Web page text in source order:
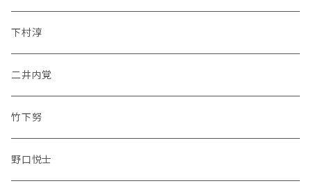
下村淳
二井内覚
竹下努
野口悦士